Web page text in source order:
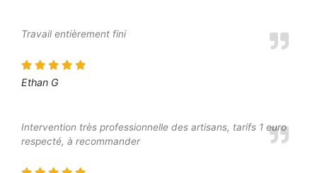
Travail entièrement fini
Ethan G
Intervention très professionnelle des artisans, tarifs 1 euro
respecté, à recommander